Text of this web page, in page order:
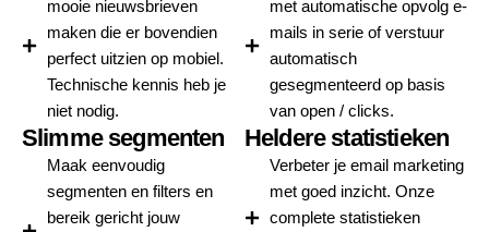
mooie nieuwsbrieven
maken die er bovendien
perfect uitzien op mobiel.
Technische kennis heb je
niet nodig.
met automatische opvolg e-
mails in serie of verstuur
automatisch
gesegmenteerd op basis
van open / clicks.
Slimme segmenten
Maak eenvoudig
segmenten en filters en
bereik gericht jouw
Heldere statistieken
Verbeter je email marketing
met goed inzicht. Onze
complete statistieken